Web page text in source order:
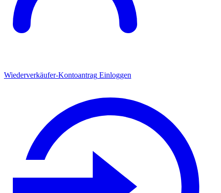
Wiederverkäufer-Kontoantrag Einloggen